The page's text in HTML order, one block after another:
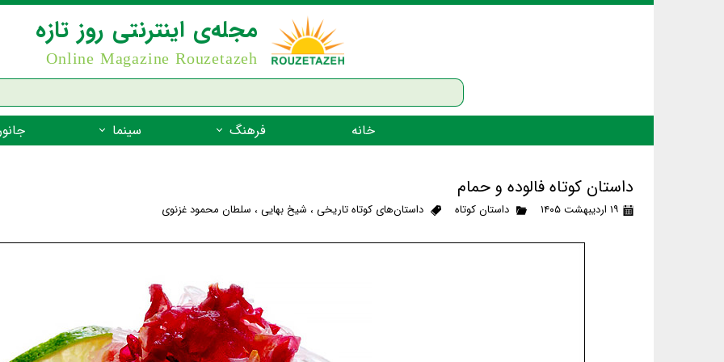
مجله‌ی اینترنتی روز تازه
Online Magazine Rouzetazeh
خانه فرهنگ
شعر فارسی
زندگینامه‌ی بزرگان
گفتاورد
سینما
داستان کوتاه فالوده و حمام
۱۹ اردیبهشت ۱۴۰۵ داستان کوتاه داستان‌های کوتاه تاریخی، شیخ بهایی، سلطان محمود غزنوی